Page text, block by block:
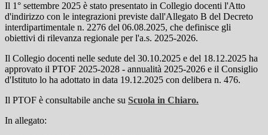
Il 1° settembre 2025 è stato presentato in Collegio docenti l'Atto
d'indirizzo con le integrazioni previste dall'Allegato B del Decreto
interdipartimentale n. 2276 del 06.08.2025, che definisce gli
obiettivi di rilevanza regionale per l'a.s. 2025-2026.
Il Collegio docenti nelle sedute del 30.10.2025 e del 18.12.2025 ha
approvato il PTOF 2025-2028 - annualità 2025-2026 e il Consiglio
d'Istituto lo ha adottato in data 19.12.2025 con delibera n. 476.
Il PTOF è consultabile anche su Scuola in Chiaro.
In allegato: